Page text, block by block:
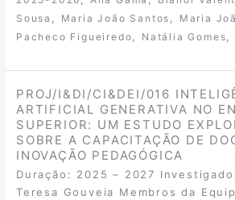
Sousa
Maria João Santos Maria
Pacheco Figueiredo
Natália Gomes
PROJ/I&DI/CI&DEI/016
ARTIFICIAL GENERATIVA NO
SUPERIOR: UM ESTUDO
SOBRE A CAPACITAÇÃO DE
INOVAÇÃO PEDAGÓGICA
Duração: 2025 – 2027
Teresa Gouveia Membros da